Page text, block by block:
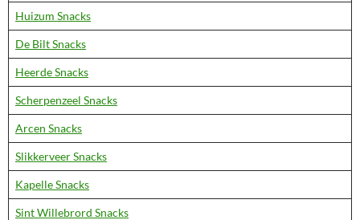
Huizum Snacks
De Bilt Snacks
Heerde Snacks
Scherpenzeel Snacks
Arcen Snacks
Slikkerveer Snacks
Kapelle Snacks
Sint Willebrord Snacks